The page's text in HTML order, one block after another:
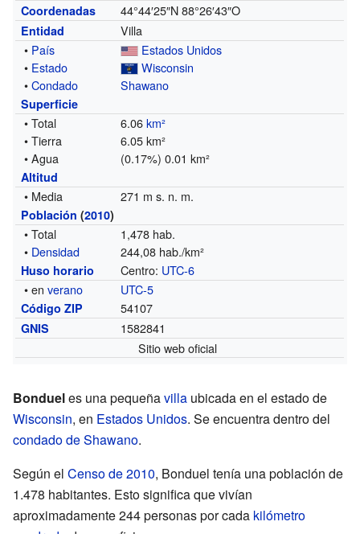
Coordenadas 44°44′25″N 88°26′43″O
Entidad
Villa
• País
Estados Unidos
• Estado
Wisconsin
•Condado Shawano
Superficie
• Total 6.06km²
• Tierra
6.05 km²
• Agua
(0.17%) 0.01 km²
Altitud
• Media 271 m s. n. m.
Población (2010)
• Total
1,478 hab.
• Densidad 244,08 hab./km²
Huso horario Centro: UTC-6
• enverano UTC-5
Código ZIP 54107
GNIS
1582841
Sitio web oficial
Bondueles una pequeñavilla ubicada en el estado de
Wisconsin, en Estados Unidos. Se encuentra dentro del
condado de Shawano.
Según el Censo de 2010, Bonduel tenía una población de
1.478 habitantes. Esto significa que vivían
aproximadamente 244 personas por cada kilómetro